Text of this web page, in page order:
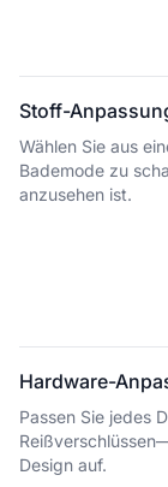
Stoff-
Wählen Sie aus
Bademode zu
anzusehen ist.
Hardware-
Passen Sie jedes
Design auf.